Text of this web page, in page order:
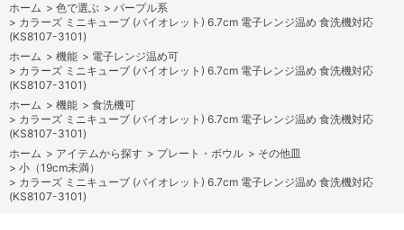
ホーム > 色で選ぶ > パープル系
> カラーズ ミニキューブ (バイオレット) 6.7cm 電子レンジ温め 食洗機対応
(KS8107-3101)
ホーム > 機能 > 電子レンジ温め可
> カラーズ ミニキューブ (バイオレット) 6.7cm 電子レンジ温め 食洗機対応
(KS8107-3101)
ホーム > 機能 > 食洗機可
> カラーズ ミニキューブ (バイオレット) 6.7cm 電子レンジ温め 食洗機対応
(KS8107-3101)
ホーム > アイテムから探す > プレート・ボウル > その他皿
> 小（19cm未満）
> カラーズ ミニキューブ (バイオレット) 6.7cm 電子レンジ温め 食洗機対応
(KS8107-3101)